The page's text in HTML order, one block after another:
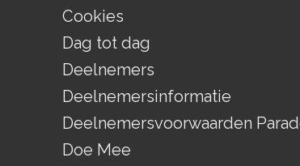
Cookies
Dag tot dag
Deelnemers
Deelnemersinformatie
Deelnemersvoorwaarden
Doe Mee